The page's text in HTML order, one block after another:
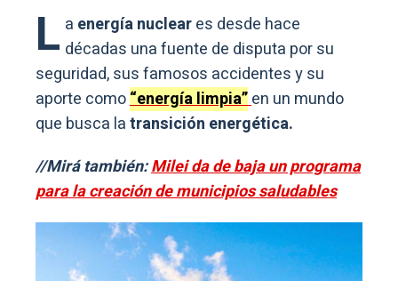
L a energía nucleares desde hace
décadas una fuente de disputa por su
seguridad, sus famosos accidentes y su
aporte como“energía limpia”en un mundo
que busca latransición energética.
//Mirá también:Milei da de baja un programa
para la creación de municipios saludables